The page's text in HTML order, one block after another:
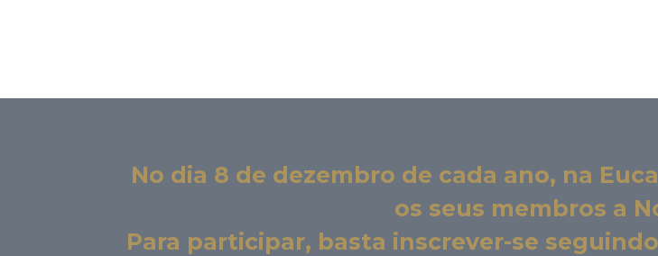
No dia 8 de dezembro de cada ano, na
os seus membros a
Para participar, basta inscrever-se